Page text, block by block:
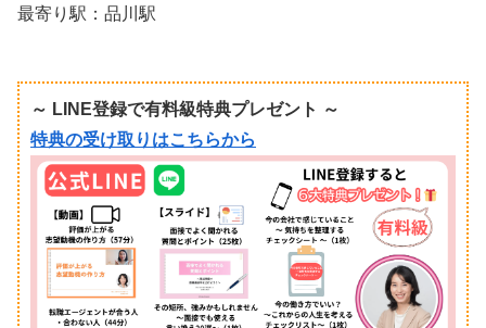
最寄り駅：品川駅
～ LINE登録で有料級特典プレゼント ～
特典の受け取りはこちらから